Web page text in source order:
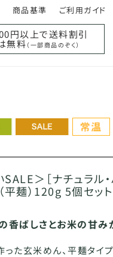
商品基準 ご利用ガイド
円以上で送料割引
無料（一部商品のぞく）
＞［ナチュラル
平麺）120g 5個セット
香ばしさとお米の甘み
た玄米めん、平麺タイ